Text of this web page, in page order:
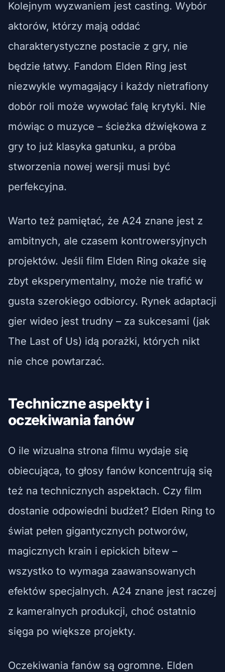
Kolejnym wyzwaniem jest casting. Wybór
aktorów, którzy mają oddać
charakterystyczne postacie z gry, nie
będzie łatwy. Fandom Elden Ring jest
niezwykle wymagający i każdy nietrafiony
dobór roli może wywołać falę krytyki. Nie
mówiąc o muzyce – ścieżka dźwiękowa z
gry to już klasyka gatunku, a próba
stworzenia nowej wersji musi być
perfekcyjna.
Warto też pamiętać, że A24 znane jest z
ambitnych, ale czasem kontrowersyjnych
projektów. Jeśli film Elden Ring okaże się
zbyt eksperymentalny, może nie trafić w
gusta szerokiego odbiorcy. Rynek adaptacji
gier wideo jest trudny – za sukcesami (jak
The Last of Us) idą porażki, których nikt
nie chce powtarzać.
Techniczne aspekty i
oczekiwania fanów
O ile wizualna strona filmu wydaje się
obiecująca, to głosy fanów koncentrują się
też na technicznych aspektach. Czy film
dostanie odpowiedni budżet? Elden Ring to
świat pełen gigantycznych potworów,
magicznych krain i epickich bitew –
wszystko to wymaga zaawansowanych
efektów specjalnych. A24 znane jest raczej
z kameralnych produkcji, choć ostatnio
sięga po większe projekty.
Oczekiwania fanów są ogromne. Elden